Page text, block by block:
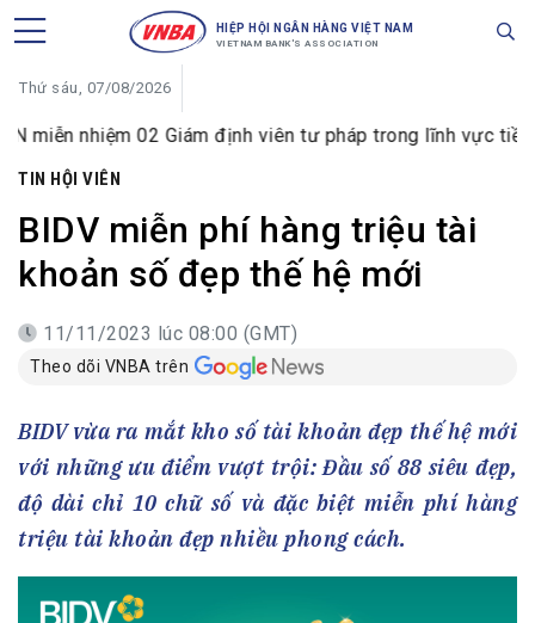
HIỆP HỘI NGÂN HÀNG VIỆT NAM
VIETNAM BANK'S ASSOCIATION
Thứ sáu, 07/08/2026
02 Giám định viên tư pháp trong lĩnh vực tiền tệ và
TIN HỘI VIÊN
BIDV miễn phí hàng triệu tài
khoản số đẹp thế hệ mới
11/11/2023 lúc 08:00 (GMT)
Theo dõi VNBA trên
BIDV vừa ra mắt kho số tài khoản đẹp thế hệ mới
với những ưu điểm vượt trội: Đầu số 88 siêu đẹp,
độ dài chỉ 10 chữ số và đặc biệt miễn phí hàng
triệu tài khoản đẹp nhiều phong cách.